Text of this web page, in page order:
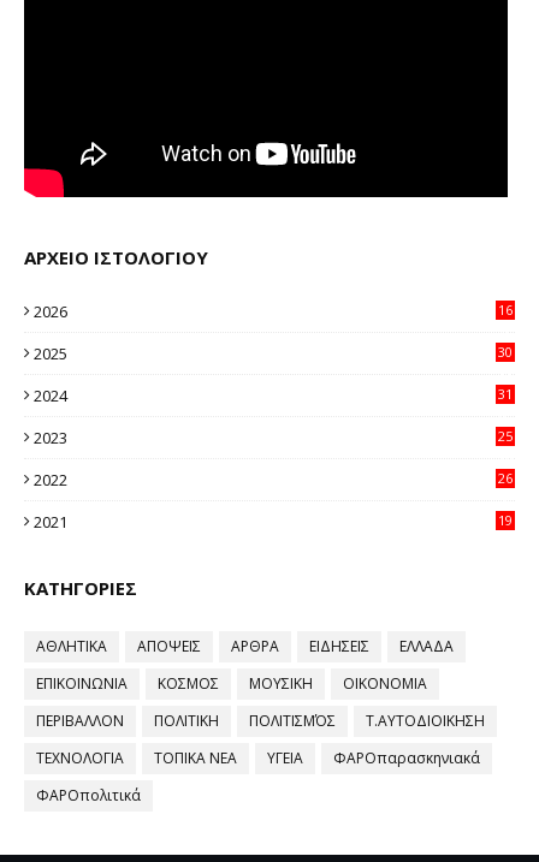
ΑΡΧΕΙΟ ΙΣΤΟΛΟΓΙΟΥ
2026
16
2025
30
2024
31
2023
25
2022
26
2021
19
ΚΑΤΗΓΟΡΙΕΣ
ΑΘΛΗΤΙΚΑ ΑΠΟΨΕΙΣ ΑΡΘΡΑ ΕΙΔΗΣΕΙΣ
ΕΛΛΑΔΑ
ΕΠΙΚΟΙΝΩΝΙΑ
ΚΟΣΜΟΣ ΜΟΥΣΙΚΗ
ΟΙΚΟΝΟΜΙΑ
ΠΕΡΙΒΑΛΛΟΝ
ΠΟΛΙΤΙΚΗ ΠΟΛΙΤΙΣΜΌΣ
Τ.ΑΥΤΟΔΙΟΙΚΗΣΗ
ΤΕΧΝΟΛΟΓΙΑ
ΤΟΠΙΚΑ ΝΕΑ ΥΓΕΙΑ
ΦΑΡΟπαρασκηνιακά
ΦΑΡΟπολιτικά